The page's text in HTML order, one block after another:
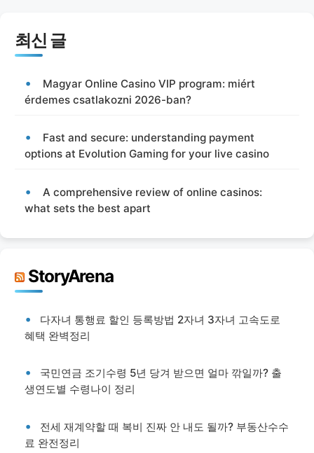
최신 글
Magyar Online Casino VIP program: miért
érdemes csatlakozni 2026-ban?
Fast and secure: understanding payment
options at Evolution Gaming for your live casino
A comprehensive review of online casinos:
what sets the best apart
StoryArena
다자녀 통행료 할인 등록방법 2자녀 3자녀 고속도로
혜택 완벽정리
국민연금 조기수령 5년 당겨 받으면 얼마 깎일까? 출
생연도별 수령나이 정리
전세 재계약할 때 복비 진짜 안 내도 될까? 부동산수수
료 완전정리